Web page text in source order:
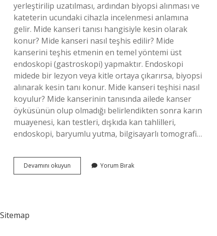
yerleştirilip uzatılması, ardından biyopsi alınması ve
kateterin ucundaki cihazla incelenmesi anlamına
gelir. Mide kanseri tanısı hangisiyle kesin olarak
konur? Mide kanseri nasıl teşhis edilir? Mide
kanserini teşhis etmenin en temel yöntemi üst
endoskopi (gastroskopi) yapmaktır. Endoskopi
midede bir lezyon veya kitle ortaya çıkarırsa, biyopsi
alınarak kesin tanı konur. Mide kanseri teşhisi nasıl
koyulur? Mide kanserinin tanısında ailede kanser
öyküsünün olup olmadığı belirlendikten sonra karın
muayenesi, kan testleri, dışkıda kan tahlilleri,
endoskopi, baryumlu yutma, bilgisayarlı tomografi…
Devamını okuyun
Kanseri
Yorum Bırak
Sitemap